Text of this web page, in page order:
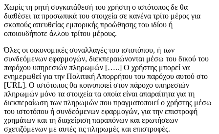
Χωρίς τη ρητή συγκατάθεσή του χρήστη ο ιστότοπος δε θα
διαθέσει τα προσωπικά του στοιχεία σε κανένα τρίτο μέρος για
σκοπούς απευθείας εμπορικής προώθησης του ιδίου ή
οποιουδήποτε άλλου τρίτου μέρους.
Όλες οι οικονομικές συναλλαγές του ιστοτόπου, ή των
συνδεόμενων εφαρμογών, διεκπεραιώνονται μέσω του δικού του
παρόχου υπηρεσιών πληρωμών […..] Ο χρήστης μπορεί να
ενημερωθεί για την Πολιτική Απορρήτου του παρόχου αυτού στο
[URL]. Ο ιστότοπος θα κοινοποιεί στον πάροχο υπηρεσιών
πληρωμών μόνο τα στοιχεία τα οποία είναι απαραίτητα για τη
διεκπεραίωση των πληρωμών που πραγματοποιεί ο χρήστης μέσω
του ιστοτόπου ή συνδεόμενων εφαρμογών, για την επιστροφή
χρημάτων και τη διαχείριση παραπόνων και ερωτήσεων
σχετιζόμενων με αυτές τις πληρωμές και επιστροφές.